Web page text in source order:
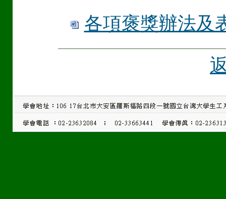
各項褒獎辦法及